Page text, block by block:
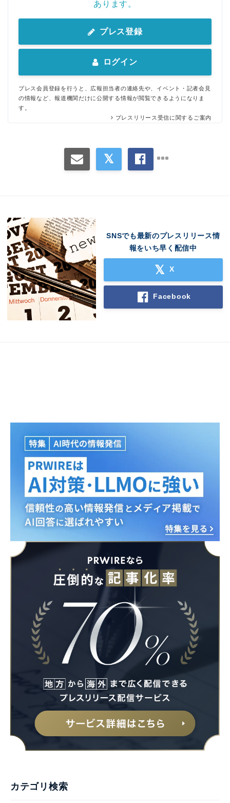
あります。
プレス登録
ログイン
プレス会員登録を行うと、広報担当者の連絡先や、イベント・記者会見
の情報など、報道機関だけに公開する情報が閲覧できるようになりま
す。
プレスリリース受信に関するご案内
SNSでも最新のプレスリリース情
報をいち早く配信中
X
Facebook
カテゴリ検索
Japanese